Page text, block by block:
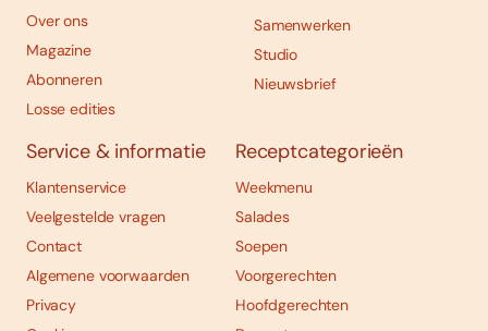
Over ons
Magazine
Abonneren
Losse edities
Samenwerken
Studio
Nieuwsbrief
Service & informatie
Klantenservice
Veelgestelde vragen
Contact
Algemene voorwaarden
Privacy
Receptcategorieën
Weekmenu
Salades
Soepen
Voorgerechten
Hoofdgerechten